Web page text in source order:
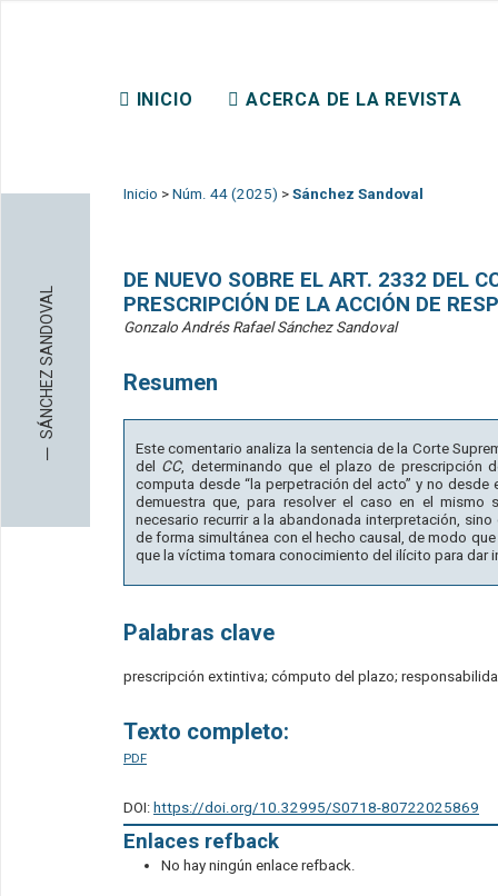
INICIO ACERCA DE LA REVISTA
─
SÁNCHEZ SANDOVAL
Inicio > Núm. 44 (2025) > Sánchez Sandoval
DE NUEVO SOBRE EL ART. 2332 DEL
PRESCRIPCIÓN DE LA ACCIÓN DE
Gonzalo Andrés Rafael Sánchez Sandoval
Resumen
Este comentario analiza la sentencia de la Corte
del CC, determinando que el plazo de prescripción
computa desde “la perpetración del acto” y no
demuestra que, para resolver el caso en el mismo
necesario recurrir a la abandonada interpretación,
de forma simultánea con el hecho causal, de modo
que la víctima tomara conocimiento del ilícito para
Palabras clave
prescripción extintiva; cómputo del plazo;
Texto completo:
PDF
DOI: https://doi.org/10.32995/S0718-80722025869
Enlaces refback
No hay ningún enlace refback.